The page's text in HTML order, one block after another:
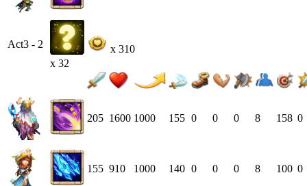
Act3 - 2
x 32
x 310
205 1600 1000 155 0 0 0 8 158 0
155 910 1000 140 0 0 0 8 100 0